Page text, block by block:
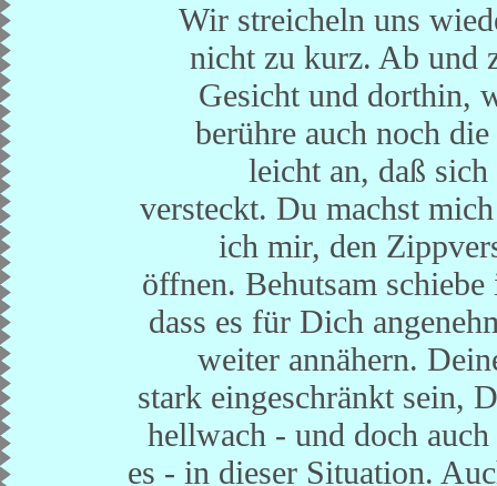
Wir streicheln uns
nicht zu kurz. Ab und
Gesicht und dorthin,
berühre auch noch
leicht an, daß
versteckt. Du machst
ich mir, den
öffnen. Behutsam
dass es für Dich
weiter annähern.
stark eingeschränkt sein,
hellwach - und doch
es - in dieser Situation.